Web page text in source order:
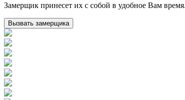
Замерщик принесет их с собой в удобное Вам время.